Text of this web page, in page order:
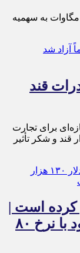
معاون وزیر صمت، گفت: مقرر شد ۳۰۰ تا ۴۰۰ مگاوات به سهمیه
قند
برای تجارت
قند و شکر تأثیر
کرده است |
دلار ۱۳۰ هزار تومانی را نمی‌شود با نرخ ۸۰